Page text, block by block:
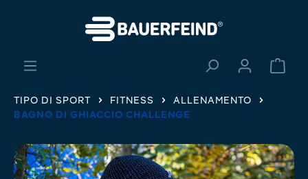
Il
TIPO DI SPORT FITNESS
ALLENAMENTO
BAGNO DI GHIACCIO CHALLENGE